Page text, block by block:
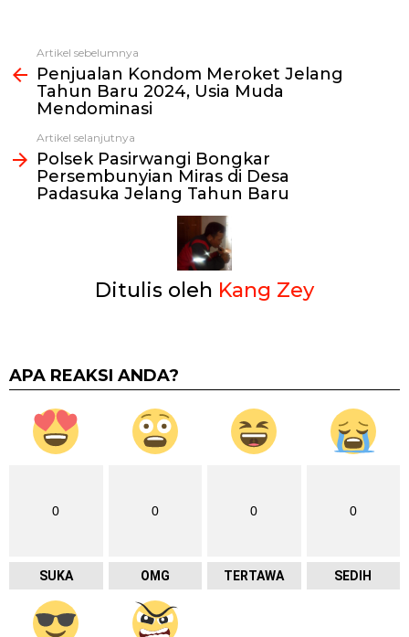
Lihat
selengkapnya
Artikel sebelumnya
Penjualan Kondom Meroket Jelang
Tahun Baru 2024, Usia Muda
Mendominasi
Artikel selanjutnya
Polsek Pasirwangi Bongkar
Persembunyian Miras di Desa
Padasuka Jelang Tahun Baru
Ditulis oleh Kang Zey
APA REAKSI ANDA?
0
SUKA
0
OMG
0
TERTAWA
0
SEDIH